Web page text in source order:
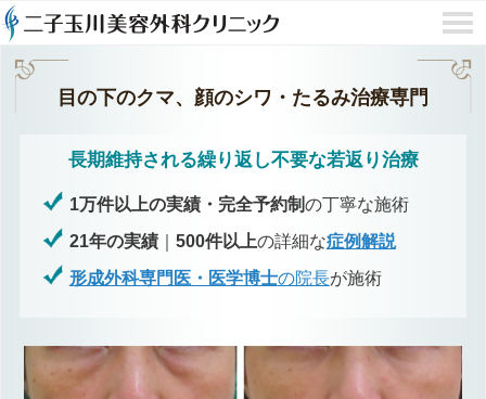
目の下のクマ、顔のシワ・たるみ治療専門
長期維持される繰り返し不要な若返り治療
1万件以上の実績・完全予約制の丁寧な施術
21年の実績｜ 500件以上の詳細な症例解説
形成外科専門医・医学博士の院長が施術